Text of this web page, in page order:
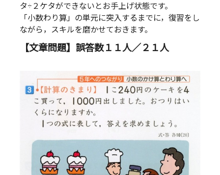
タ÷２ケタができないとお手上げ状態です。
「小数わり算」の単元に突入するまでに，復習をし
ながら，スキルを磨かせておきます。
【文章問題】誤答数１１人／２１人